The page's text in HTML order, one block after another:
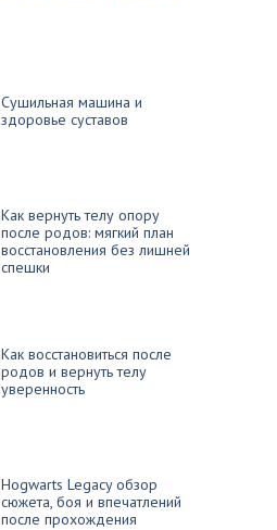
Сушильная машина и
здоровье суставов
Как вернуть телу опору
после родов: мягкий план
восстановления без лишней
спешки
Как восстановиться после
родов и вернуть телу
уверенность
Hogwarts Legacy обзор
сюжета, боя и впечатлений
после прохождения